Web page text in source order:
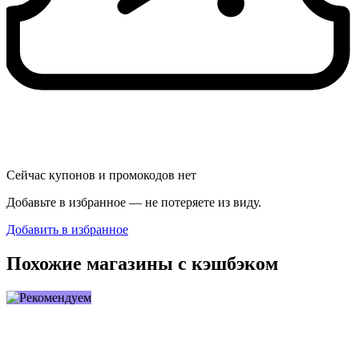
Сейчас купонов и промокодов нет
Добавьте в избранное — не потеряете из виду.
Добавить в избранное
Похожие магазины с кэшбэком